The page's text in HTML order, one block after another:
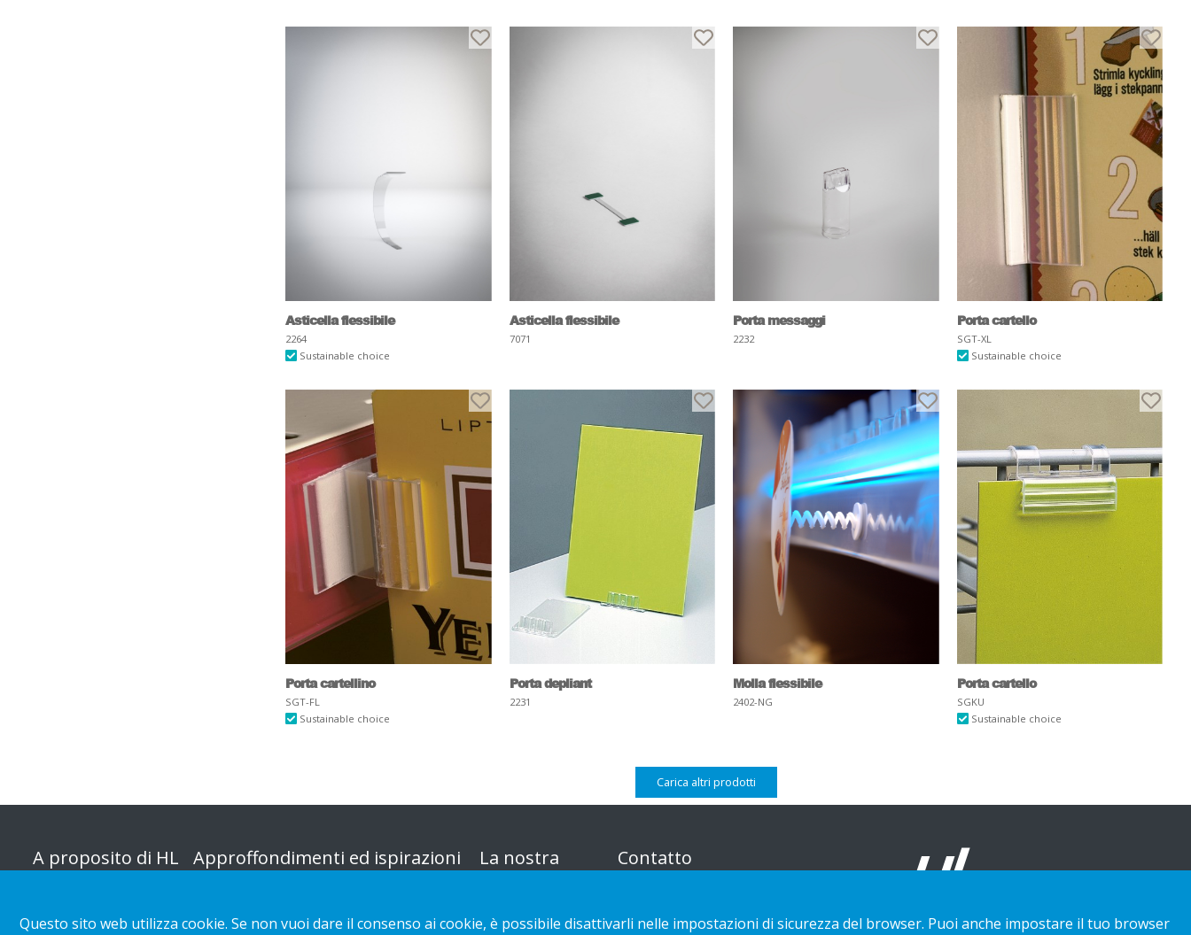
Asticella flessibile
2264
Sustainable choice
Asticella flessibile
7071
Porta messaggi
2232
Porta cartello
SGT-XL
Sustainable choice
Porta cartellino
SGT-FL
Sustainable choice
Porta depliant
2231
Molla flessibile
2402-NG
Porta cartello
SGKU
Sustainable choice
Carica altri prodotti
A proposito di HL Approffondimenti ed ispirazioni
La nostra
offerta
Sustainable Choice
Contatto
privacy
Questo sito web utilizza cookie. Se non vuoi dare il consenso ai cookie, è possibile disattivarli nelle impostazioni di sicurezza del browser. Puoi anche impostare il tuo browser